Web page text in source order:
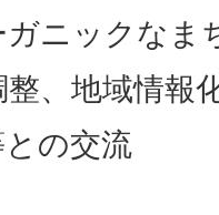
ガニックなま
、地域情報
の交流